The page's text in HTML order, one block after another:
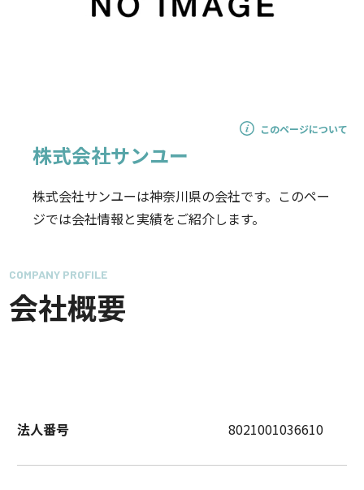
このページについて
株式会社サンユー
株式会社サンユーは神奈川県の会社です。このペー
ジでは会社情報と実績をご紹介します。
COMPANY PROFILE
会社概要
法人番号 8021001036610